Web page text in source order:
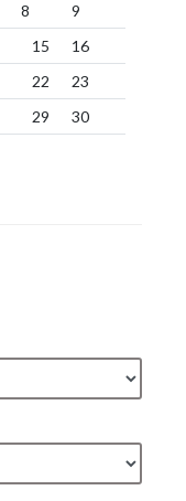
8
9
15
16
22
23
29
30